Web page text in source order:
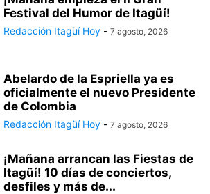
Festival del Humor de Itagüí!
Redacción Itagüí Hoy - 7 agosto, 2026
Abelardo de la Espriella ya es
oficialmente el nuevo Presidente
de Colombia
Redacción Itagüí Hoy - 7 agosto, 2026
¡Mañana arrancan las Fiestas de
Itagüí! 10 días de conciertos,
desfiles y más de...